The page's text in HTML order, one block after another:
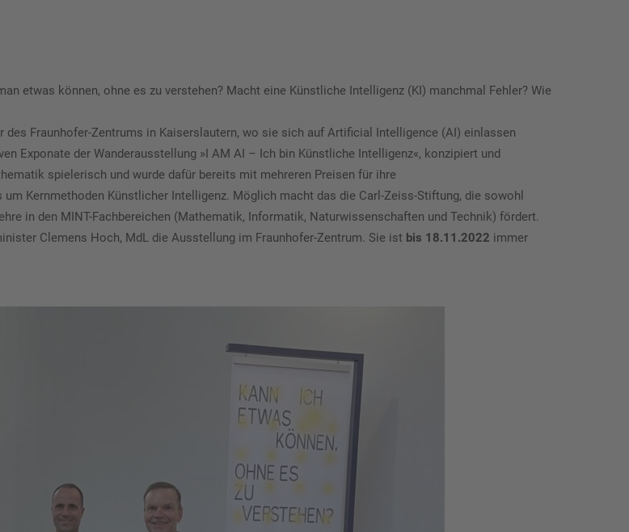
etwas können, ohne es zu verstehen? Macht eine Künstliche Intelligenz (KI) manchmal Fehler? Wie
Fraunhofer-Zentrums in Kaiserslautern, wo sie sich auf Artificial Intelligence (AI) einlassen
Exponate der Wanderausstellung »I AM AI – Ich bin Künstliche Intelligenz«, konzipiert und
spielerisch und wurde dafür bereits mit mehreren Preisen für ihre
Kernmethoden Künstlicher Intelligenz. Möglich macht das die Carl-Zeiss-Stiftung, die sowohl
in den MINT-Fachbereichen (Mathematik, Informatik, Naturwissenschaften und Technik) fördert.
Clemens Hoch, MdL die Ausstellung im Fraunhofer-Zentrum. Sie ist bis 18.11.2022 immer